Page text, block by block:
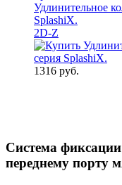
Удлинительное
SplashiX.
2D-Z
1316 руб.
Cистема
переднему порту